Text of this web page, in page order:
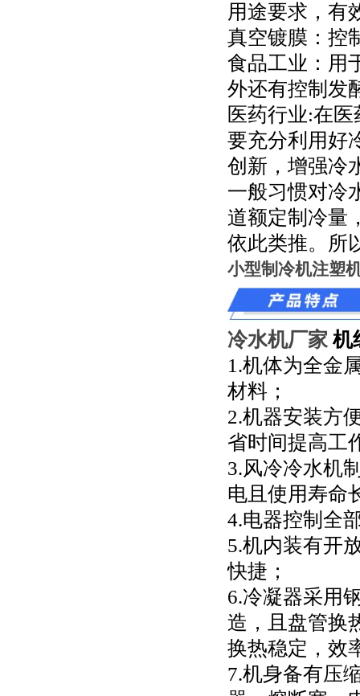
用途要求，有
真空镀膜：控
食品工业：用
外还有控制发
医药行业:在
要充分利用好
创新，增强冷
一般习惯对冷
道额定制冷量
依此类推。所
小型制冷机注塑
冷水机厂家 机
1.机体为全金
材料；
2.机器安装方
省时间提高工
3.风冷冷水机
电且使用寿命
4.电器控制全
5.机内装有开
快捷；
6.冷凝器采用
造，且盘管换
换热稳定，效
7.机身备有压